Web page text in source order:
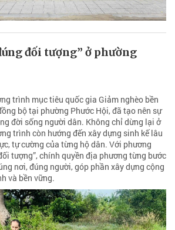
đối tượng” ở phường
trình mục tiêu quốc gia Giảm nghèo bền
bộ tại phường Phước Hội, đã tạo nên sự
đời sống người dân. Không chỉ dừng lại ở
trình còn hướng đến xây dựng sinh kế lâu
tự cường của từng hộ dân. Với phương
tượng”, chính quyền địa phương từng bước
nơi, đúng người, góp phần xây dựng cộng
và bền vững.